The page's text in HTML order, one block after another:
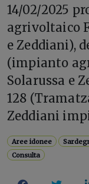
14/02/2025
agrivoltaico
e Zeddiani),
(impianto
Solarussa e
128
Zeddiani
Aree idonee
Consulta